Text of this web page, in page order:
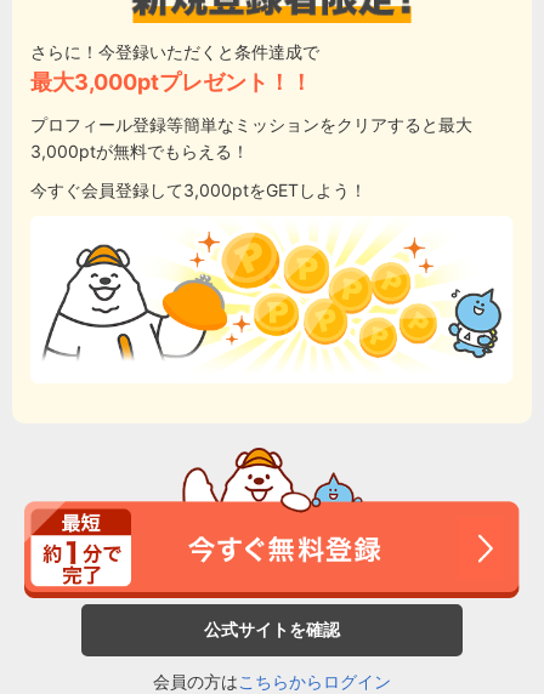
さらに！今登録いただくと条件達成で
最大3,000ptプレゼント！！
プロフィール登録等簡単なミッションをクリアすると最大
3,000ptが無料でもらえる！
今すぐ会員登録して3,000ptをGETしよう！
公式サイトを確認
会員の方はこちらからログイン